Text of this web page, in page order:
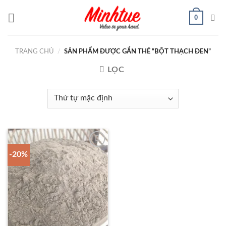
0
TRANG CHỦ / SẢN PHẨM ĐƯỢC GẮN THẺ “BỘT THẠCH ĐEN”
LỌC
-20%